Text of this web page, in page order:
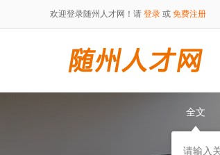
欢迎登录随州人才网！请 登录 或 免费注册
全文